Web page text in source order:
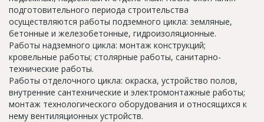
подготовительного периода строительства
осуществляются работы подземного цикла: земляные,
бетонные и железобетонные, гидроизоляционные.
Работы надземного цикла: монтаж конструкций;
кровельные работы; столярные работы, санитарно-
технические работы.
Работы отделочного цикла: окраска, устройство полов,
внутренние сантехнические и электромонтажные работы;
монтаж технологического оборудования и относящихся к
нему вентиляционных устройств.